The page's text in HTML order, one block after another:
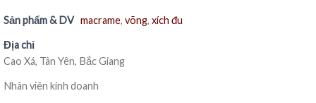
Sản phẩm & DV macrame, võng, xích đu
Địa chỉ
Cao Xá, Tân Yên, Bắc Giang
Nhân viên kinh doanh